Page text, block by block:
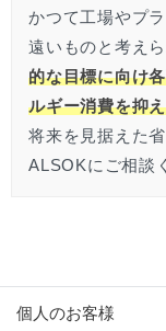
かつて工場やプ
遠いものと考え
的な目標に向け
ルギー消費を抑
将来を見据えた
ALSOKにご相談
個人のお客様